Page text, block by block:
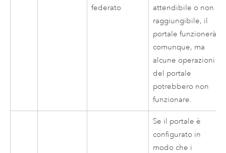
federato
attendibile o non è
raggiungibile, il
portale funzionerà
comunque, ma
alcune operazioni
del portale
potrebbero non
funzionare.
Se il portale è
configurato in
modo che i